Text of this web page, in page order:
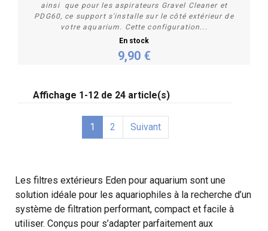
Acheter
ainsi que pour les aspirateurs Gravel Cleaner et
PDG60, ce support s'installe sur le côté extérieur de
votre aquarium. Cette configuration...
En stock
9,90 €
Affichage 1-12 de 24 article(s)
1 2 Suivant
Les filtres extérieurs Eden pour aquarium sont une
solution idéale pour les aquariophiles à la recherche d’un
système de filtration performant, compact et facile à
utiliser. Conçus pour s’adapter parfaitement aux